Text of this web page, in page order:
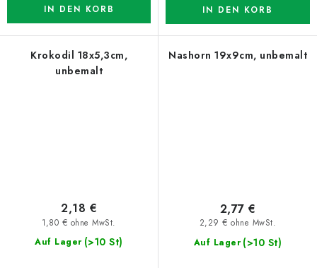
IN DEN KORB IN DEN KORB
Krokodil 18x5,3cm,
unbemalt
Auf Lager (>10 St)
1,80 € ohne MwSt.
2,18 €
Nashorn 19x9cm, unbemalt
Auf Lager (>10 St)
2,29 € ohne MwSt.
2,77 €